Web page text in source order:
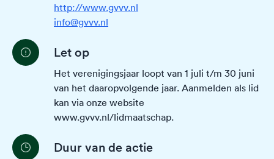
http://www.gvvv.nl
info@gvvv.nl
Let op
Het verenigingsjaar loopt van 1 juli t/m 30 juni
van het daaropvolgende jaar. Aanmelden als lid
kan via onze website
www.gvvv.nl/lidmaatschap.
Duur van de actie